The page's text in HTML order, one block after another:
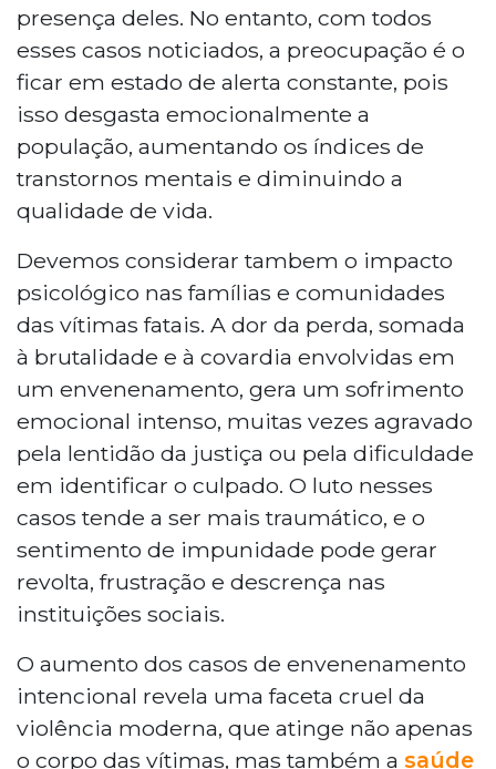
presença deles. No entanto, com todos
esses casos noticiados, a preocupação é o
ficar em estado de alerta constante, pois
isso desgasta emocionalmente a
população, aumentando os índices de
transtornos mentais e diminuindo a
qualidade de vida.
Devemos considerar tambem o impacto
psicológico nas famílias e comunidades
das vítimas fatais. A dor da perda, somada
à brutalidade e à covardia envolvidas em
um envenenamento, gera um sofrimento
emocional intenso, muitas vezes agravado
pela lentidão da justiça ou pela dificuldade
em identificar o culpado. O luto nesses
casos tende a ser mais traumático, e o
sentimento de impunidade pode gerar
revolta, frustração e descrença nas
instituições sociais.
O aumento dos casos de envenenamento
intencional revela uma faceta cruel da
violência moderna, que atinge não apenas
o corpo das vítimas, mas também a saúde